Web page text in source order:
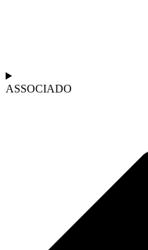
ASSOCIADO